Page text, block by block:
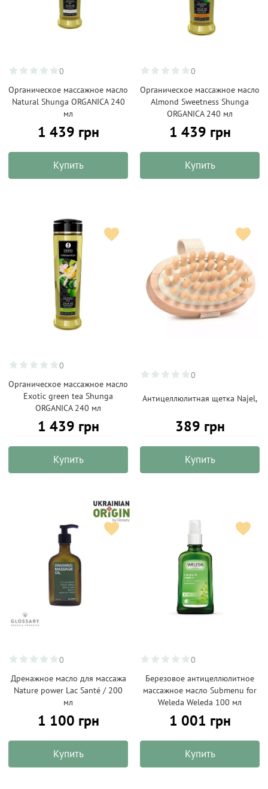
0
Органическое массажное масло
Natural Shunga ORGANICA 240
мл
1 439 грн
Купить
0
Органическое массажное масло
Almond Sweetness Shunga
ORGANICA 240 мл
1 439 грн
Купить
0
Органическое массажное масло
Exotic green tea Shunga
ORGANICA 240 мл
1 439 грн
Купить
0
Антицеллюлитная щетка Najel,
389 грн
Купить
0
Дренажное масло для массажа
Nature power Lac Santé / 200
мл
1 100 грн
Купить
0
Березовое антицеллюлитное
массажное масло Submenu for
Weleda Weleda 100 мл
1 001 грн
Купить